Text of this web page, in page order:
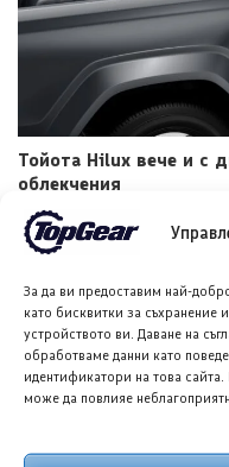
За да ви предоставим най-
като бисквитки за
устройството ви. Даване на
обработваме данни като
идентификатори на това сайта.
може да повлияе
Тойота Hilux вече и с
облекчения
7 АВГ. 2026